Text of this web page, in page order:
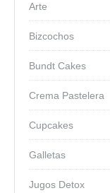
Arte
Bizcochos
Bundt Cakes
Crema Pastelera
Cupcakes
Galletas
Jugos Detox